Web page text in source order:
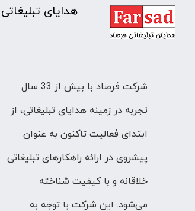
هدایای
شرکت فرصاد با بیش از 33 سال
تجربه در زمینه هدایای تبلیغاتی، از
ابتدای فعالیت تاکنون به عنوان
پیشروی در ارائه راهکارهای تبلیغاتی
خلاقانه و با کیفیت شناخته
می‌شود. این شرکت با توجه به